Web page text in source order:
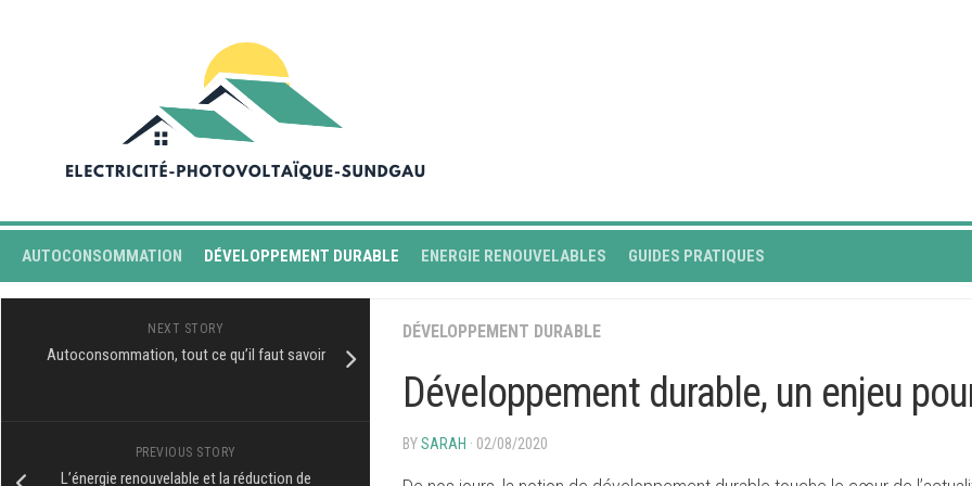
AUTOCONSOMMATION DÉVELOPPEMENT DURABLE ENERGIE RENOUVELABLES GUIDES PRATIQUES
DÉVELOPPEMENT DURABLE
Développement durable, un enjeu
BYSARAH · 02/08/2020
NEXT STORY
Autoconsommation, tout ce qu’il faut savoir
PREVIOUS STORY
L’énergie renouvelable et la réduction de